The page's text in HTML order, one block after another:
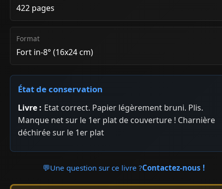
422 pages
Format
Fort in-8° (16x24 cm)
État de conservation
Livre : Etat correct. Papier légèrement bruni. Plis.
Manque net sur le 1er plat de couverture ! Charnière
déchirée sur le 1er plat
💬Une question sur ce livre ?Contactez-nous !